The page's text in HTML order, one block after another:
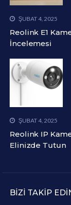
ŞUBAT 4, 2025
Reolink E1
İncelemesi
ŞUBAT 4, 2025
Reolink IP
Elinizde Tutun
BIZI TAKIP